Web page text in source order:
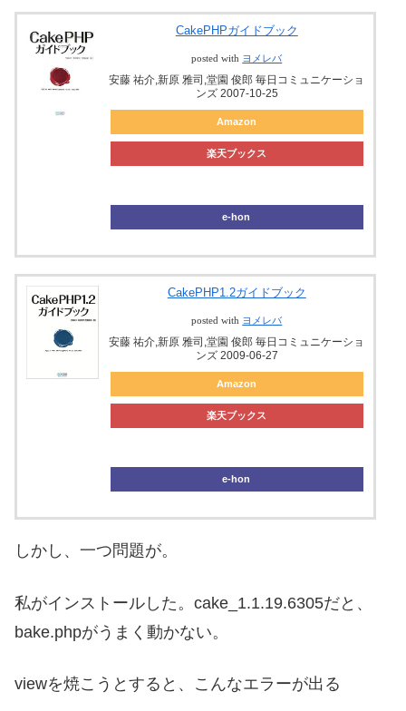
CakePHPガイドブック
posted with ヨメレバ
安藤 祐介,新原 雅司,堂園 俊郎 毎日コミュニケーショ
ンズ 2007-10-25
Amazon
楽天ブックス
e-hon
CakePHP1.2ガイドブック
posted with ヨメレバ
安藤 祐介,新原 雅司,堂園 俊郎 毎日コミュニケーショ
ンズ 2009-06-27
Amazon
楽天ブックス
e-hon
しかし、一つ問題が。
私がインストールした。cake_1.1.19.6305だと、
bake.phpがうまく動かない。
viewを焼こうとすると、こんなエラーが出る